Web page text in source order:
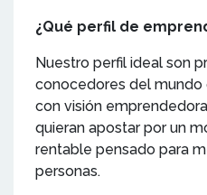
¿Qué perfil de
Nuestro perfil ideal son
conocedores del mundo
con visión
quieran apostar por un
rentable pensado para
personas.